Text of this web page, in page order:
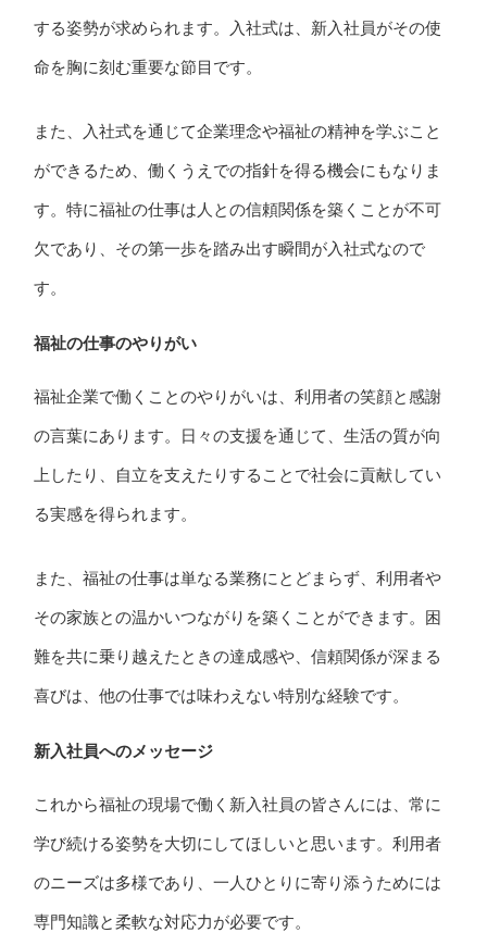
する姿勢が求められます。入社式は、新入社員がその使
命を胸に刻む重要な節目です。
また、入社式を通じて企業理念や福祉の精神を学ぶこと
ができるため、働くうえでの指針を得る機会にもなりま
す。特に福祉の仕事は人との信頼関係を築くことが不可
欠であり、その第一歩を踏み出す瞬間が入社式なので
す。
福祉の仕事のやりがい
福祉企業で働くことのやりがいは、利用者の笑顔と感謝
の言葉にあります。日々の支援を通じて、生活の質が向
上したり、自立を支えたりすることで社会に貢献してい
る実感を得られます。
また、福祉の仕事は単なる業務にとどまらず、利用者や
その家族との温かいつながりを築くことができます。困
難を共に乗り越えたときの達成感や、信頼関係が深まる
喜びは、他の仕事では味わえない特別な経験です。
新入社員へのメッセージ
これから福祉の現場で働く新入社員の皆さんには、常に
学び続ける姿勢を大切にしてほしいと思います。利用者
のニーズは多様であり、一人ひとりに寄り添うためには
専門知識と柔軟な対応力が必要です。